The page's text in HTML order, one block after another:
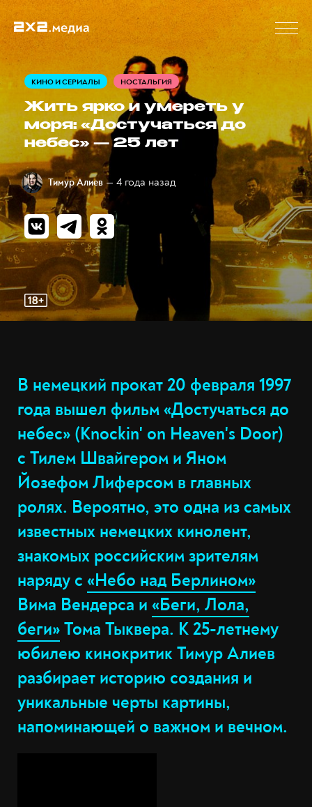
КИНО И СЕРИАЛЫ НОСТАЛЬГИЯ
Жить ярко и умереть у
моря: «Достучаться до
небес» — 25 лет
Тимур Алиев — 4 года назад
В немецкий прокат 20 февраля 1997
года вышел фильм «Достучаться до
небес» (Knockin' on Heaven's Door)
с Тилем Швайгером и Яном
Йозефом Лиферсом в главных
ролях. Вероятно, это одна из самых
известных немецких кинолент,
знакомых российским зрителям
наряду с «Небо над Берлином»
Вима Вендерса и «Беги, Лола,
беги»Тома Тыквера. К 25-летнему
юбилею кинокритик Тимур Алиев
разбирает историю создания и
уникальные черты картины,
напоминающей о важном и вечном.